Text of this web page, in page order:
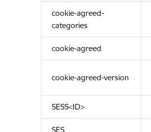
cookie-agreed-
categories
cookie-agreed
cookie-agreed-version
SESS<ID>
SES